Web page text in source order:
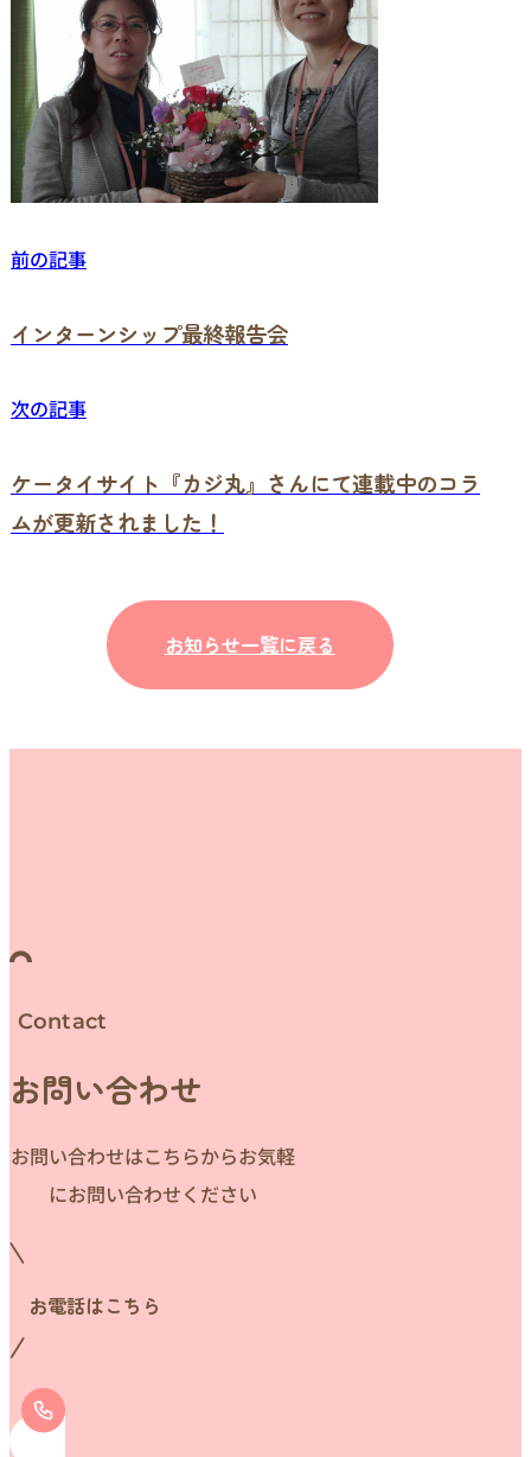
前の記事
インターンシップ最終報告会
次の記事
ケータイサイト『カジ丸』さんにて連載中のコラ
ムが更新されました！
お知らせ一覧に戻る
Contact
お問い合わせ
お問い合わせはこちらからお気軽
にお問い合わせください
お電話はこちら